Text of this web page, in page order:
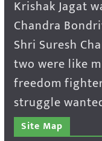
Krishak Jagat
Chandra
Shri Suresh
two were like
freedom
struggle
Site Map